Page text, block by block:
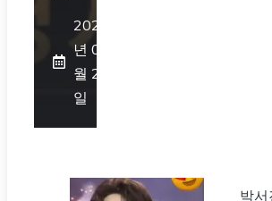
2026
년 07
월 25
일
박서